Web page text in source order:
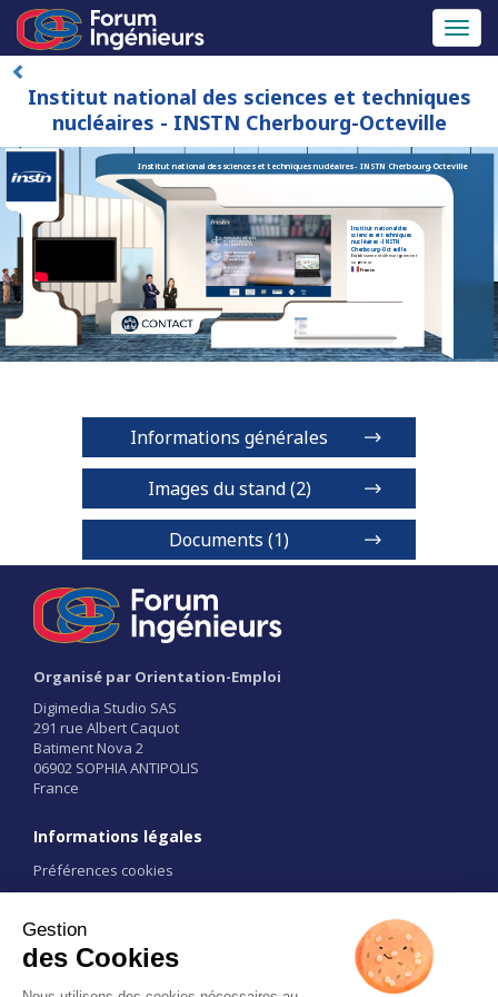
Institut national des sciences et techniques
nucléaires - INSTN Cherbourg-Octeville
Institut national des sciences et techniques nucléaires - INSTN Cherbourg-Octeville
Institut national des
sciences et techniques
nucléaires - INSTN
Cherbourg-Octeville
Etablissement d'enseignement
supérieur
France
Informations générales
Images du stand (2)
Documents (1)
Organisé par Orientation-Emploi
Digimedia Studio SAS
291 rue Albert Caquot
Batiment Nova 2
06902 SOPHIA ANTIPOLIS
France
Informations légales
Préférences cookies
CGU
Liens